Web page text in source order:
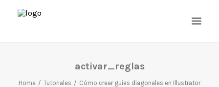
activar_reglas
Home Tutoriales
Cómo crear guías diagonales en Illustrator